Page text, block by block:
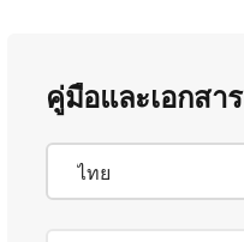
คู่มือและเอกสาร